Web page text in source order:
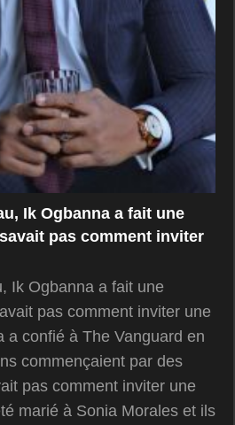
Ik Ogbanna a fait une
pas comment inviter
Ik Ogbanna a fait une
pas comment inviter une
confié à The Vanguard en
commençaient par des
pas comment inviter une
marié à Sonia Morales et ils